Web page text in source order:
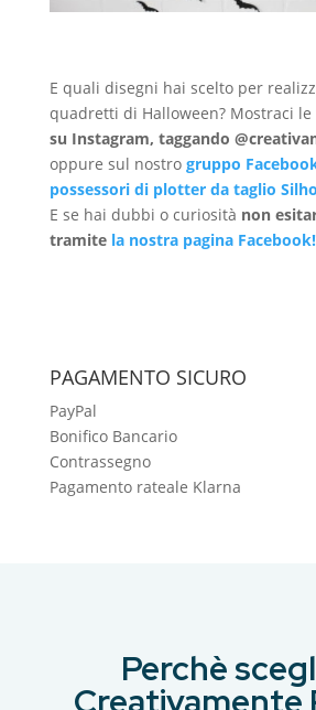
E quali disegni hai scelto per
quadretti di Halloween? Mostraci
su Instagram, taggando
oppure sul nostro gruppo
possessori di plotter da taglio
E se hai dubbi o curiosità non
tramite la nostra pagina Facebook!
PAGAMENTO SICURO
PayPal
Bonifico Bancario
Contrassegno
Pagamento rateale Klarna
Perchè